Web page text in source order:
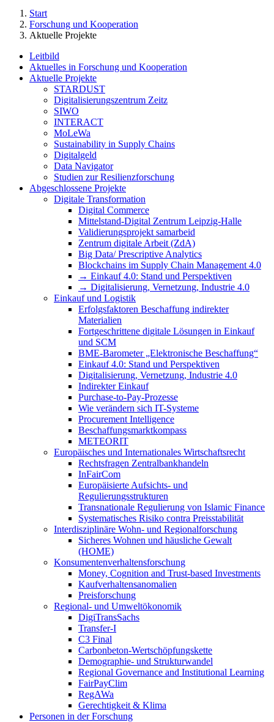
Start
Forschung und Kooperation
Aktuelle Projekte
Leitbild
Aktuelles in Forschung und Kooperation
Aktuelle Projekte
STARDUST
Digitalisierungszentrum Zeitz
SIWO
INTERACT
MoLeWa
Sustainability in Supply Chains
Digitalgeld
Data Navigator
Studien zur Resilienzforschung
Abgeschlossene Projekte
Digitale Transformation
Digital Commerce
Mittelstand-Digital Zentrum Leipzig-Halle
Validierungsprojekt samarbeid
Zentrum digitale Arbeit (ZdA)
Big Data/ Prescriptive Analytics
Blockchains im Supply Chain Management 4.0
→ Einkauf 4.0: Stand und Perspektiven
→ Digitalisierung, Vernetzung, Industrie 4.0
Einkauf und Logistik
Erfolgsfaktoren Beschaffung indirekter
Materialien
Fortgeschrittene digitale Lösungen in Einkauf
und SCM
BME-Barometer „Elektronische Beschaffung“
Einkauf 4.0: Stand und Perspektiven
Digitalisierung, Vernetzung, Industrie 4.0
Indirekter Einkauf
Purchase-to-Pay-Prozesse
Wie verändern sich IT-Systeme
Procurement Intelligence
Beschaffungsmarktkompass
METEORIT
Europäisches und Internationales Wirtschaftsrecht
Rechtsfragen Zentralbankhandeln
InFairCom
Europäisierte Aufsichts- und
Regulierungsstrukturen
Transnationale Regulierung von Islamic Finance
Systematisches Risiko contra Preisstabilität
Interdisziplinäre Wohn- und Regionalforschung
Sicheres Wohnen und häusliche Gewalt
(HOME)
Konsumenten­verhaltens­forschung
Money, Cognition and Trust-based Investments
Kaufverhaltensanomalien
Preisforschung
Regional- und Umweltökonomik
DigiTransSachs
Transfer-I
C3 Final
Carbonbeton-Wertschöpfungskette
Demographie- und Strukturwandel
Regional Governance and Institutional Learning
FairPayClim
RegAWa
Gerechtigkeit & Klima
Personen in der Forschung